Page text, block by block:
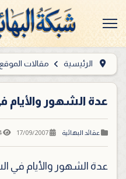
الرئيسية مقالات الموقع
عدة الشهور والأيام
عقائد البهائية 17/09/2007
عدة الشهور والأيام في